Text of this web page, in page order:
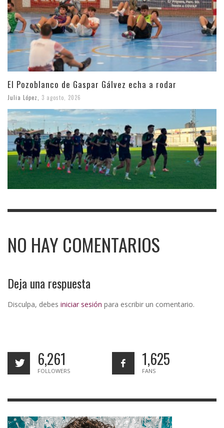
El Pozoblanco de Gaspar Gálvez echa a rodar
Julia López 3 agosto, 2026
NO HAY COMENTARIOS
Deja una respuesta
Disculpa, debes iniciar sesión para escribir un comentario.
6,261
FOLLOWERS
1,625
FANS